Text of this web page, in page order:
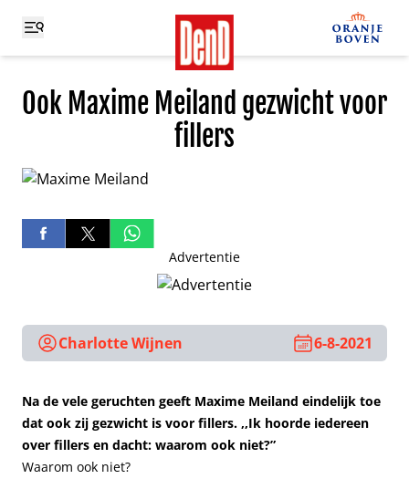
Ook Maxime Meiland gezwicht voor
fillers
Advertentie
Charlotte Wijnen 6-8-2021
Na de vele geruchten geeft Maxime Meiland eindelijk toe
dat ook zij gezwicht is voor fillers. ,,Ik hoorde iedereen
over fillers en dacht: waarom ook niet?”
Waarom ook niet?